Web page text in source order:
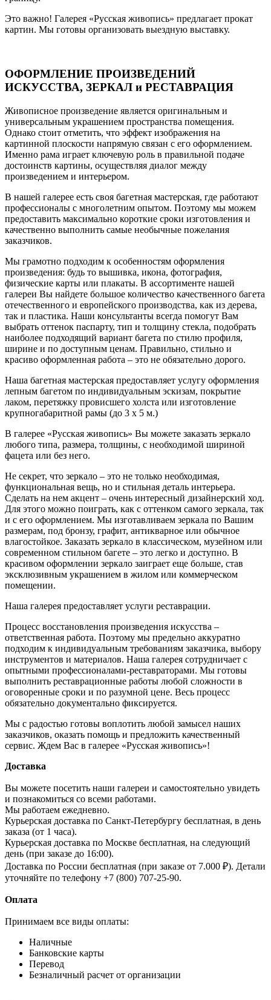
Это важно! Галерея «Русская живопись» предлагает прокат
картин. Мы готовы организовать выездную выставку.
ОФОРМЛЕНИЕ ПРОИЗВЕДЕНИЙ
ИСКУССТВА, ЗЕРКАЛ и РЕСТАВРАЦИЯ
Живописное произведение является оригинальным и
универсальным украшением пространства помещения.
Однако стоит отметить, что эффект изображения на
картинной плоскости напрямую связан с его оформлением.
Именно рама играет ключевую роль в правильной подаче
достоинств картины, осуществляя диалог между
произведением и интерьером.
В нашей галерее есть своя багетная мастерская, где работают
профессионалы с многолетним опытом. Поэтому мы можем
предоставить максимально короткие сроки изготовления и
качественно выполнить самые необычные пожелания
заказчиков.
Мы грамотно подходим к особенностям оформления
произведения: будь то вышивка, икона, фотография,
физические карты или плакаты. В ассортименте нашей
галереи Вы найдете большое количество качественного багета
отечественного и европейского производства, как из дерева,
так и пластика. Наши консультанты всегда помогут Вам
выбрать оттенок паспарту, тип и толщину стекла, подобрать
наиболее подходящий вариант багета по стилю профиля,
ширине и по доступным ценам. Правильно, стильно и
красиво оформленная работа – это не обязательно дорого.
Наша багетная мастерская предоставляет услугу оформления
лепным багетом по индивидуальным эскизам, покрытие
лаком, перетяжку провисшего холста или изготовление
крупногабаритной рамы (до 3 х 5 м.)
В галерее «Русская живопись» Вы можете заказать зеркало
любого типа, размера, толщины, с необходимой шириной
фацета или без него.
Не секрет, что зеркало – это не только необходимая,
функциональная вещь, но и стильная деталь интерьера.
Сделать на нем акцент – очень интересный дизайнерский ход.
Для этого можно поиграть, как с оттенком самого зеркала, так
и с его оформлением. Мы изготавливаем зеркала по Вашим
размерам, под бронзу, графит, антикварное или обычное
влагостойкое. Заказать зеркало в классическом, музейном или
современном стильном багете – это легко и доступно. В
красивом оформлении зеркало заиграет еще больше, став
эксклюзивным украшением в жилом или коммерческом
помещении.
Наша галерея предоставляет услуги реставрации.
Процесс восстановления произведения искусства –
ответственная работа. Поэтому мы предельно аккуратно
подходим к индивидуальным требованиям заказчика, выбору
инструментов и материалов. Наша галерея сотрудничает с
опытными профессионалами-реставраторами. Мы готовы
выполнить реставрационные работы любой сложности в
оговоренные сроки и по разумной цене. Весь процесс
обязательно документально фиксируется.
Мы с радостью готовы воплотить любой замысел наших
заказчиков, оказать помощь и предложить качественный
сервис. Ждем Вас в галерее «Русская живопись»!
Доставка
Вы можете посетить наши галереи и самостоятельно увидеть
и познакомиться со всеми работами.
Мы работаем ежедневно.
Курьерская доставка по Санкт-Петербургу бесплатная, в день
заказа (от 1 часа).
Курьерская доставка по Москве бесплатная, на следующий
день (при заказе до 16:00).
Доставка по России бесплатная (при заказе от 7.000 ₽). Детали
уточняйте по телефону +7 (800) 707-25-90.
Оплата
Принимаем все виды оплаты:
Наличные
Банковские карты
Перевод
Безналичный расчет от организации